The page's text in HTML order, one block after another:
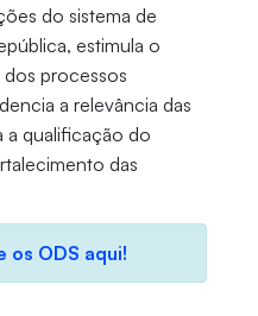
do sistema de
estimula o
processos
a relevância das
a qualificação do
das
os ODS aqui!